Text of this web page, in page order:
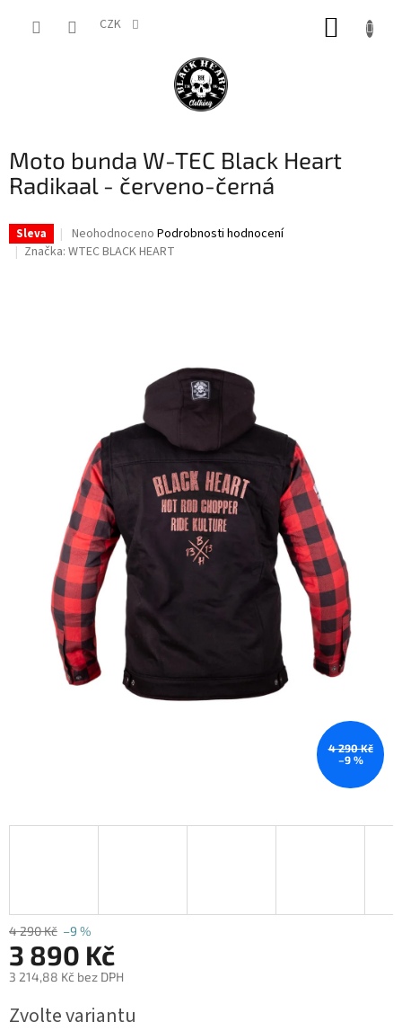
CZK
Moto bunda W-TEC Black Heart
Radikaal - červeno-černá
Sleva
Průměrné
hodnocení
Neohodnoceno Podrobnosti hodnocení
Značka: WTEC BLACK HEART
4 290 Kč
–9 %
4 290 Kč –9 %
3 890 Kč
3 214,88 Kč bez DPH
cena:
Zvolte variantu